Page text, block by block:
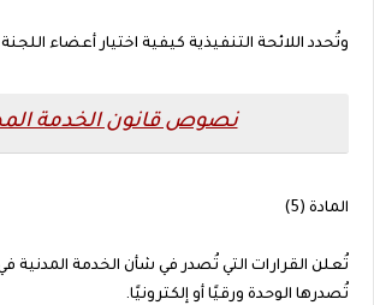
وتُحدد اللائحة التنفيذية كيفية اختيار أعضاء
نصوص قانون الخدمة
المادة (5)
تُعلن القرارات التي تُصدر في شأن الخدمة
تُصدرها الوحدة ورقيًا أو إلكترونيًا.